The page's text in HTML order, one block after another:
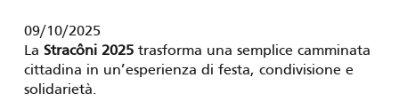
09/10/2025
La Stracôni 2025trasforma una semplice camminata
cittadina in un’esperienza di festa, condivisione e
solidarietà.